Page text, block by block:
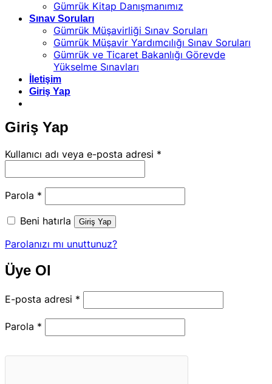
Gümrük Kitap Danışmanımız
Sınav Soruları
Gümrük Müşavirliği Sınav Soruları
Gümrük Müşavir Yardımcılığı Sınav Soruları
Gümrük ve Ticaret Bakanlığı Görevde
Yükselme Sınavları
İletişim
Giriş Yap
Giriş Yap
Kullanıcı adı veya e-posta adresi *
Parola *
Beni hatırla Giriş Yap
Parolanızı mı unuttunuz?
Üye Ol
E-posta adresi *
Parola *